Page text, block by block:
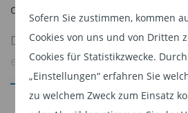
Sofern Sie zustimmen, kommen
Cookies von uns und von Dritten
Cookies für Statistikzwecke.
„Einstellungen“ erfahren Sie
zu welchem Zweck zum Einsatz
die allerdings (vorerst) nicht
Das letzte Gebot bewertete
einem Kurs von 31,11 GBP
Schlusskurs 07.06.2024;
38,6 Mrd. GBP. Das Anglo-
Jetzt